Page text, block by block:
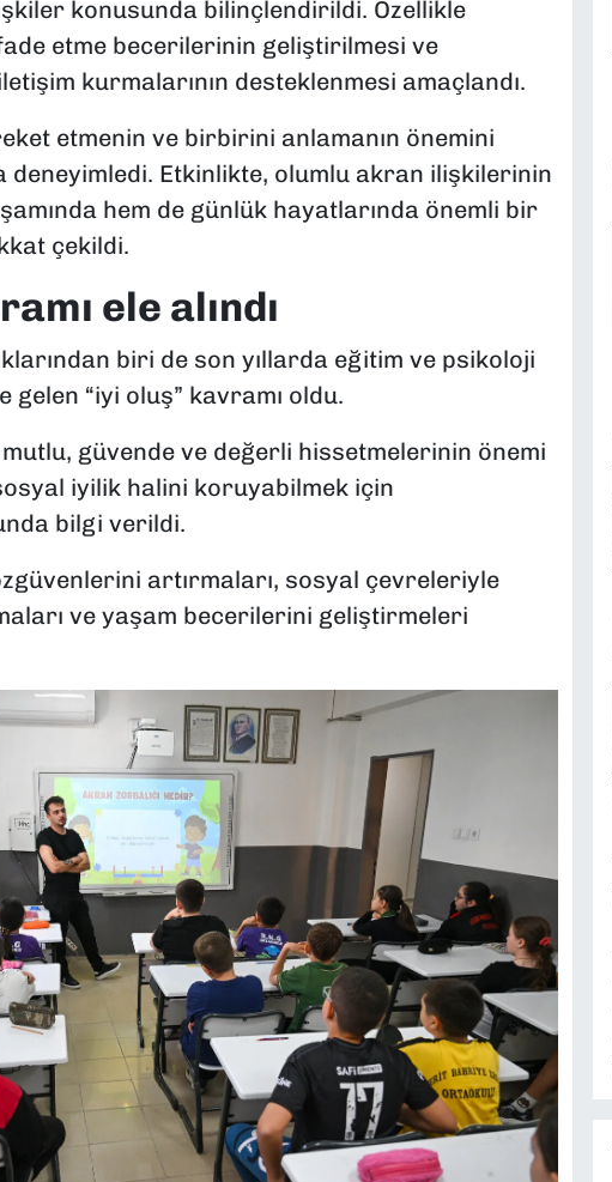
konusunda bilinçlendirildi. Özellikle
etme becerilerinin geliştirilmesi ve
kurmalarının desteklenmesi amaçlandı.
etmenin ve birbirini anlamanın önemini
deneyimledi. Etkinlikte, olumlu akran ilişkilerinin
hem de günlük hayatlarında önemli bir
çekildi.
ele alındı
biri de son yıllarda eğitim ve psikoloji
gelen “iyi oluş” kavramı oldu.
güvende ve değerli hissetmelerinin önemi
iyilik halini koruyabilmek için
bilgi verildi.
artırmaları, sosyal çevreleriyle
ve yaşam becerilerini geliştirmeleri